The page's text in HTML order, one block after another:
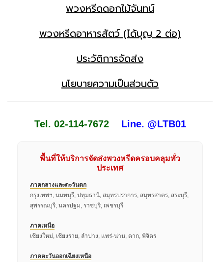
พวงหรีดดอกไม้จันทน์
พวงหรีดอาหารสัตว์ (ได้บุญ 2 ต่อ)
ประวัติการจัดส่ง
นโยบายความเป็นส่วนตัว
Tel. 02-114-7672 Line. @LTB01
พื้นที่ให้บริการจัดส่งพวงหรีดครอบคลุมทั่ว
ประเทศ
ภาคกลางและตะวันตก
กรุงเทพฯ, นนทบุรี, ปทุมธานี, สมุทรปราการ, สมุทรสาคร, สระบุรี,
สุพรรณบุรี, นครปฐม, ราชบุรี, เพชรบุรี
ภาคเหนือ
เชียงใหม่, เชียงราย, ลำปาง, แพร่-น่าน, ตาก, พิจิตร
ภาคตะวันออกเฉียงเหนือ